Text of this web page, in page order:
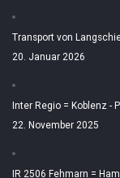
Transport von
20. Januar 2026
Inter Regio = Koblenz -
22. November 2025
IR 2506 Fehmarn =